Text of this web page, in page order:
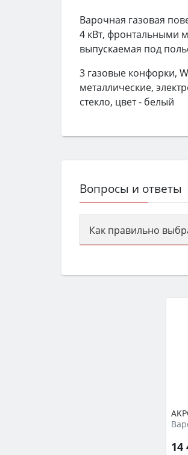
Варочная газовая
4 кВт, фронтальными
выпускаемая под
3 газовые конфорки,
металлические,
стекло, цвет - белый
Вопросы и ответы
Как правильно
семьи, класс
14